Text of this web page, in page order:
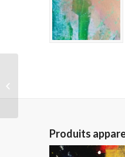
Produits